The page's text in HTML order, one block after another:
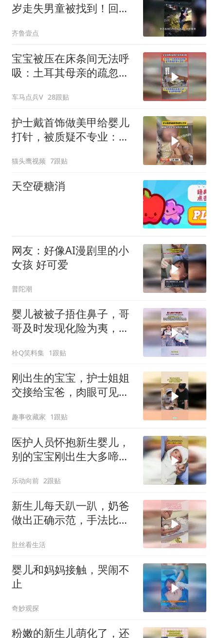
岁走失男童被找到！回顾
齐鲁壹点
宝宝被压在床条间无法呼
吸：土耳其母亲的疏忽差
车马点兵V 28跟贴
护士戴首饰做美甲给婴儿
打针，被质疑不专业：针
猫头鹰视频 7跟贴
天空硬糖消
网友：好像AI漫剧里的小
女孩 好可爱
普陀潮
婴儿被被子捂住鼻子，哥
哥及时发现化险为夷，宝
栓Q笑料集 1跟贴
刚出生的宝宝，护士姐姐
交接给宝爸，肉眼可见的
趣事收藏家 1跟贴
医护人员怀抱新生婴儿，
别的宝宝刚出生大多啼
笑了
乐动向前 2跟贴
新生儿每天趴一趴，奶爸
做出正确示范，手法比医
肚丝看生活
婴儿和妈妈接触，哭闹不
止
奇妙观探
粉嫩的新生儿萌化了，还